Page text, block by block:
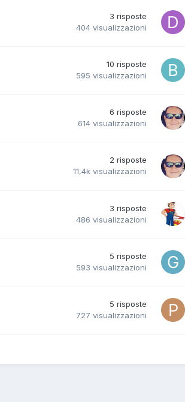
3 risposte
404 visualizzazioni
10 risposte
595 visualizzazioni
6 risposte
614 visualizzazioni
2 risposte
11,4k visualizzazioni
3 risposte
486 visualizzazioni
5 risposte
593 visualizzazioni
5 risposte
727 visualizzazioni